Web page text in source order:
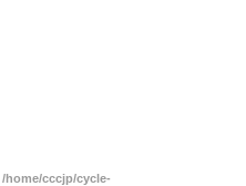
/home/cccjp/cycle-